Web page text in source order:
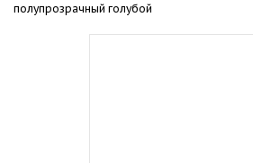
полупрозрачный голубой